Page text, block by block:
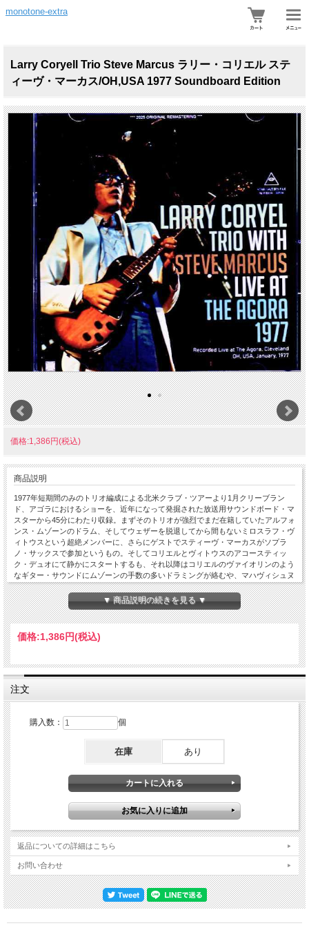
monotone-extra
Larry Coryell Trio Steve Marcus ラリー・コリエル ステ
ィーヴ・マーカス/OH,USA 1977 Soundboard Edition
価格:1,386円(税込)
商品説明
1977年短期間のみのトリオ編成による北米クラブ・ツアーより1月クリーブラン
ド、アゴラにおけるショーを、近年になって発掘された放送用サウンドボード・マ
スターから45分にわたり収録。まずそのトリオが強烈でまだ在籍していたアルフォ
ンス・ムゾーンのドラム、そしてウェザーを脱退してから間もないミロスラフ・ヴ
ィトウスという超絶メンバーに、さらにゲストでスティーヴ・マーカスがソプラ
ノ・サックスで参加というもの。そしてコリエルとヴィトウスのアコースティッ
ク・デュオにて静かにスタートするも、それ以降はコリエルのヴァイオリンのよう
なギター・サウンドにムゾーンの手数の多いドラミングが絡むや、マハヴィシュヌ
やブランドXを彷彿とするフリーキー&アヴァンギャルドかつアグレッシヴな演奏
が展開されるという、ジャズロック・ファン必聴マストアイテム。なおこのトリオ
でのライブ音源はほとんど流通していないのでそのあたりも要チェック。
Recorded at The Agora, Cleveland, OH, USA, January, 1977 : Soundboard
Recording 1. Guitar and Bass Acoustic Duet 2. DOOLIN 3. MY FAVORITE THINGS
* 4. FREEDOM JAZZ DANCE * Larry Coryell - electric & acoustic guitar / Miroslav
soprano saxophone = (*)
▼ 商品説明の続きを見る ▼
価格:1,386円(税込)
注文
購入数： 個
在庫 あり
返品についての詳細はこちら
お問い合わせ